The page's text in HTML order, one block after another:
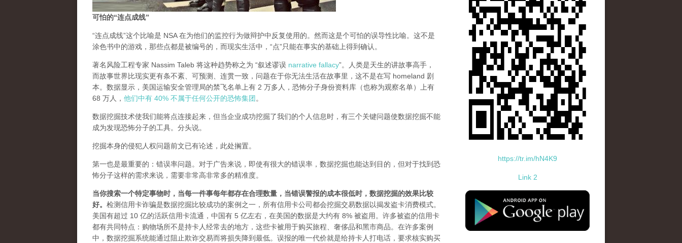
可怕的“连点成线”
“连点成线”这个比喻是 NSA 在为他们的监控行为做辩护中反复使用的。然而这是个可怕的误导性比喻。这不是
涂色书中的游戏，那些点都是被编号的，而现实生活中，“点”只能在事实的基础上得到确认。
著名风险工程专家 Nassim Taleb 将这种趋势称之为 “叙述谬误 narrative fallacy”。人类是天生的讲故事高手，
而故事世界比现实更有条不紊、可预测、连贯一致，问题在于你无法生活在故事里，这不是在写 homeland 剧
本。数据显示，美国运输安全管理局的禁飞名单上有 2 万多人，恐怖分子身份资料库（也称为观察名单）上有
68 万人， 他们中有 40% 不属于任何公开的恐怖集团 。
数据挖掘技术使我们能将点连接起来，但当企业成功挖掘了我们的个人信息时， 有三个关键问题使数据挖掘不能
成为发现恐怖分子的工具。 分头说。
挖掘本身的侵犯人权问题前文已有论述，此处搁置。
第一也是最重要的：错误率问题。对于广告来说，即使有很大的错误率，数据挖掘也能达到目的，但对于找到恐
怖分子这样的需求来说，需要非常高非常多的精准度。
当你搜索一个特定事物时，当每一件事每年都存在合理数量，当错误警报的成本很低时，数据挖掘的效果比较
好。 检测信用卡诈骗是数据挖掘比较成功的案例之一，所有信用卡公司都会挖掘交易数据以揭发盗卡消费模式。
美国有超过 10 亿的活跃信用卡流通，中国有 5 亿左右，在美国的数据是大约有 8% 被盗用。许多被盗的信用卡
都有共同特点：购物场所不是持卡人经常去的地方，这些卡被用于购买旅程、奢侈品和黑市商品。在许多案例
中，数据挖掘系统能通过阻止欺诈交易而将损失降到最低。误报的唯一代价就是给持卡人打电话，要求核实购买
https://tr.im/hN4K9
Link 2
standard-icon-googleplay-app-store.png